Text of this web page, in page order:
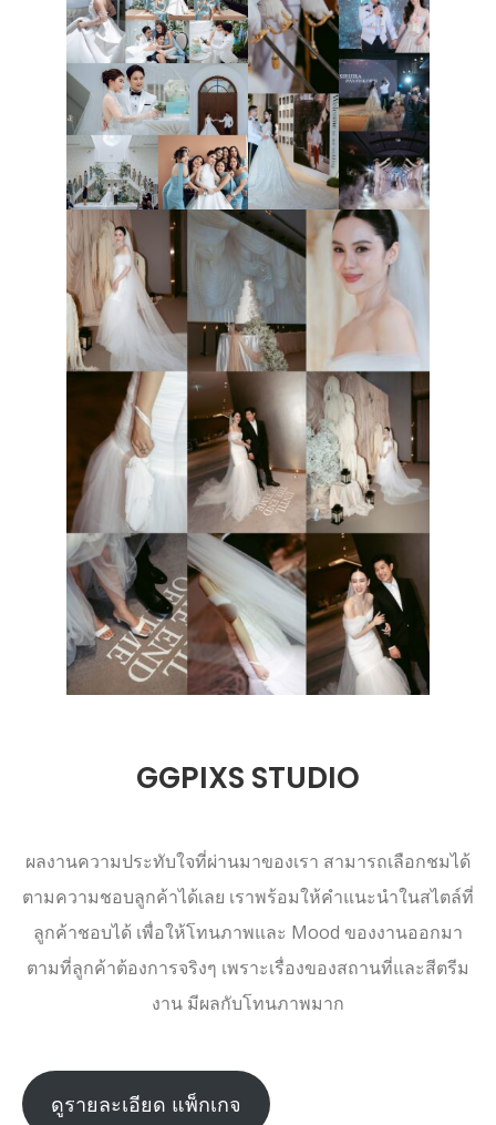
GGPIXS STUDIO
ผลงานความประทับใจที่ผ่านมาของเรา สามารถเลือกชมได้
ตามความชอบลูกค้าได้เลย เราพร้อมให้คำแนะนำในสไตล์ที่
ลูกค้าชอบได้ เพื่อให้โทนภาพและ Mood ของงานออกมา
ตามที่ลูกค้าต้องการจริงๆ เพราะเรื่องของสถานที่และสีตรีม
งาน มีผลกับโทนภาพมาก
ดูรายละเอียด แพ็กเกจ